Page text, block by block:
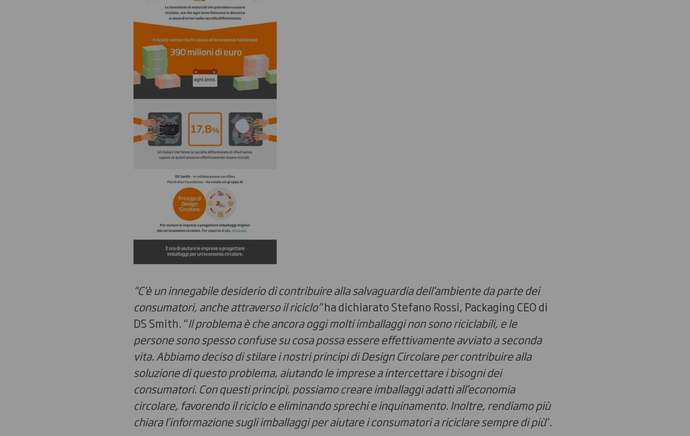
“C’è un innegabile desiderio di contribuire alla salvaguardia dell’ambiente da parte dei
consumatori, anche attraverso il riciclo”ha dichiarato Stefano Rossi, Packaging CEO di
DS Smith. “Il problema è che ancora oggi molti imballaggi non sono riciclabili, e le
persone sono spesso confuse su cosa possa essere effettivamente avviato a seconda
vita. Abbiamo deciso di stilare i nostri principi di Design Circolare per contribuire alla
soluzione di questo problema, aiutando le imprese a intercettare i bisogni dei
consumatori. Con questi principi, possiamo creare imballaggi adatti all’economia
circolare, favorendo il riciclo e eliminando sprechi e inquinamento. Inoltre, rendiamo più
chiara l’informazione sugli imballaggi per aiutare i consumatori a riciclare sempre di più”.